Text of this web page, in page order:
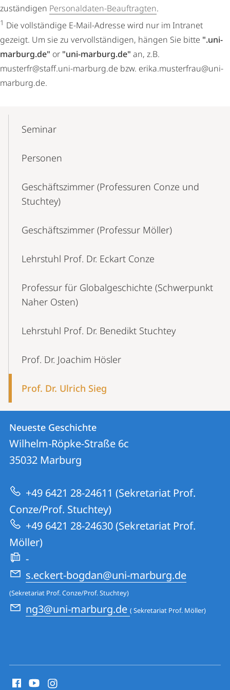
zuständigen Personaldaten-Beauftragten.
1 Die vollständige E-Mail-Adresse wird nur im Intranet
gezeigt. Um sie zu vervollständigen, hängen Sie bitte ".uni-
marburg.de" or "uni-marburg.de" an, z.B.
musterfr@staff.uni-marburg.de bzw. erika.musterfrau@uni-
marburg.de.
NavigationSeminar
Personen
Geschäftszimmer (Professuren Conze und
Stuchtey)
Geschäftszimmer (Professur Möller)
Lehrstuhl Prof. Dr. Eckart Conze
Professur für Globalgeschichte (Schwerpunkt
Naher Osten)
Lehrstuhl Prof. Dr. Benedikt Stuchtey
Prof. Dr. Joachim Hösler
Prof. Dr. Ulrich Sieg
Kontakt
und
Informationen
zur
Website
Kontaktinformationen
Neueste
Geschichte
Neueste Geschichte
Wilhelm-Röpke-Straße 6c
35032 Marburg
+49 6421 28-24611 (Sekretariat Prof.
Conze/Prof. Stuchtey)
+49 6421 28-24630 (Sekretariat Prof.
Möller)
-
s.eckert-bogdan@uni-marburg.de
(Sekretariat Prof. Conze/Prof. Stuchtey)
ng3@uni-marburg.de ( Sekretariat Prof. Möller)